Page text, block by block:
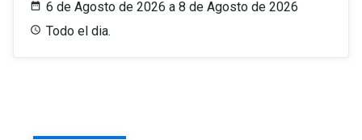
6 de Agosto de 2026 a 8 de Agosto de 2026
Todo el dia.